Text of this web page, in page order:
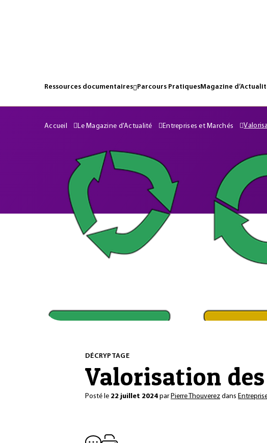
Ressources documentaires Parcours PratiquesMagazine
Accueil Le Magazine d'Actualité Entreprises et Marchés
DÉCRYPTAGE
Valorisation
Posté le 22 juillet 2024 par Pierre Thouverez dans